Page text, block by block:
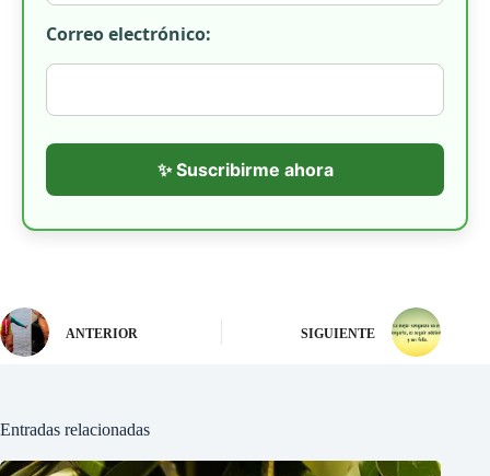
Correo electrónico:
✨ Suscribirme ahora
ANTERIOR SIGUIENTE
Entradas relacionadas